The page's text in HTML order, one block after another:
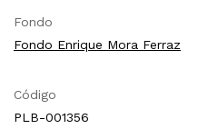
Fondo
Fondo Enrique Mora Ferraz
Código
PLB-001356